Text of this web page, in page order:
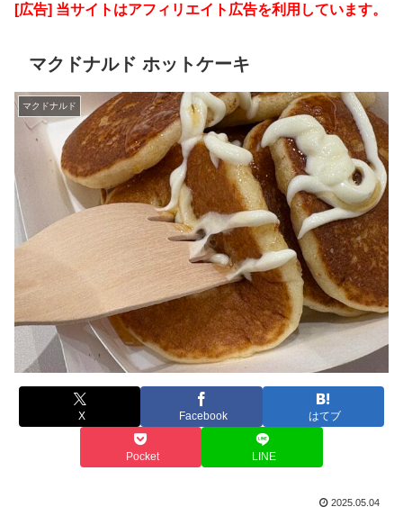
[広告] 当サイトはアフィリエイト広告を利用しています。
マクドナルド ホットケーキ
マクドナルド
X Facebook はてブ
Pocket LINE
2025.05.04